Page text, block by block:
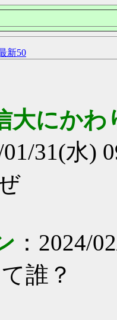
新50
大にか
01/31(水)
：2024/
誰？